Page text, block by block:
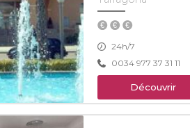
24h/7
0034 977 37 31 11
Découvrir